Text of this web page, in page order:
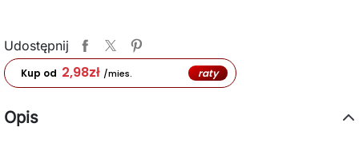
Udostępnij
Kup od 2,98zł /mies. raty
Opis